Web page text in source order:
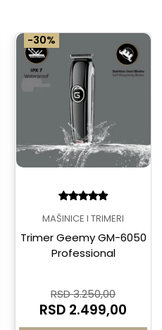
-30%
MAŠINICE I TRIMERI
Trimer Geemy GM-6050
Professional
RSD 3.250,00
RSD 2.499,00